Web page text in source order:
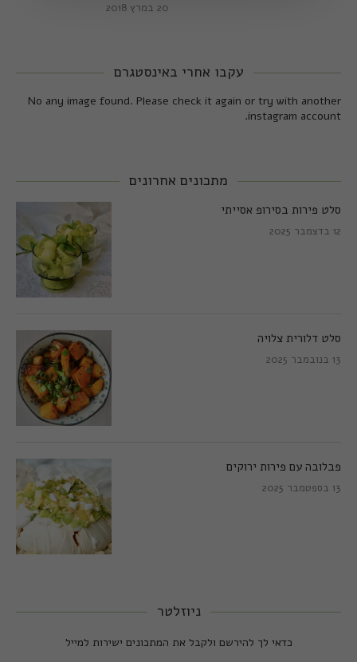
20 במרץ 2018
עקבו אחרי באינסטגרם
No any image found. Please check it again or try with another
instagram account.
מתכונים אחרונים
סלט פירות בסירופ אסייתי
12 בדצמבר 2025
סלט דלורית צלויה
13 בנובמבר 2025
פבלובה עם פירות ירוקים
13 בספטמבר 2025
ניוזלטר
כדאי לך להירשם ולקבל את המתכונים ישירות למייל